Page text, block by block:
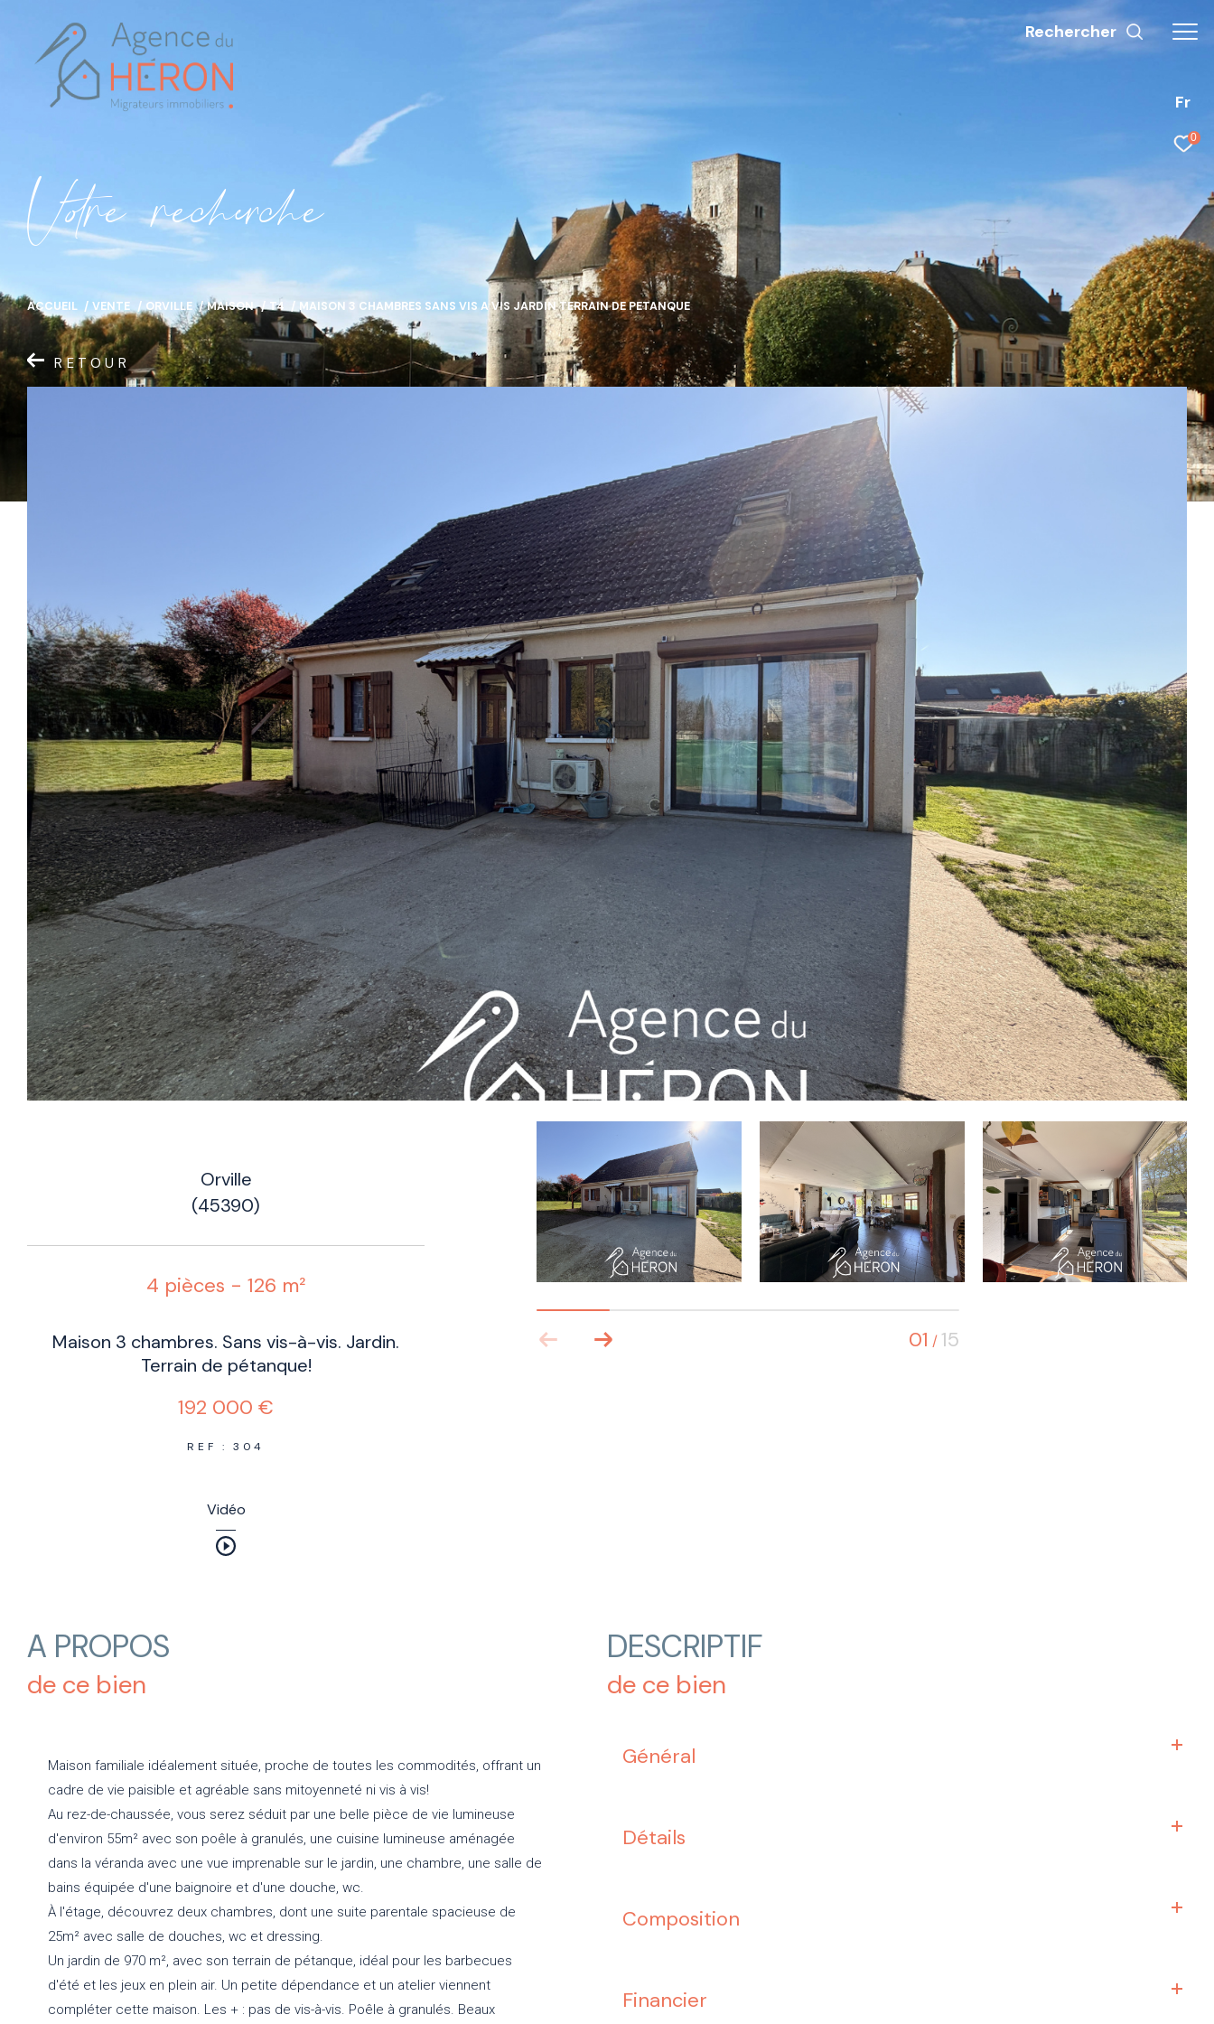
Fr
0
Rechercher
Vore recece
ACCUEIL VENTE ORVILLE MAISON T4 MAISON 3 CHAMBRES SANS VIS A VIS JARDIN TERRAIN DE PETANQUE
RETOUR
01 / 15
Orville
(45390)
4 pièces - 126 m²
Maison 3 chambres. Sans vis-à-vis. Jardin.
Terrain de pétanque!
192 000 €
REF : 304
Vidéo
A PROPOS
de ce bien
Maison familiale idéalement située, proche de toutes les commodités, offrant un
cadre de vie paisible et agréable sans mitoyenneté ni vis à vis!
Au rez-de-chaussée, vous serez séduit par une belle pièce de vie lumineuse
d'environ 55m² avec son poêle à granulés, une cuisine lumineuse aménagée
dans la véranda avec une vue imprenable sur le jardin, une chambre, une salle de
bains équipée d'une baignoire et d'une douche, wc.
À l'étage, découvrez deux chambres, dont une suite parentale spacieuse de
25m² avec salle de douches, wc et dressing.
Un jardin de 970 m², avec son terrain de pétanque, idéal pour les barbecues
d'été et les jeux en plein air. Un petite dépendance et un atelier viennent
compléter cette maison. Les + : pas de vis-à-vis. Poêle à granulés. Beaux
DESCRIPTIF
de ce bien
Général
Détails
Composition
Financier